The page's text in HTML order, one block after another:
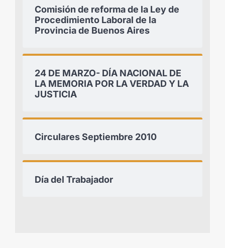
Comisión de reforma de la Ley de
Procedimiento Laboral de la
Provincia de Buenos Aires
24 DE MARZO- DÍA NACIONAL DE
LA MEMORIA POR LA VERDAD Y LA
JUSTICIA
Circulares Septiembre 2010
Día del Trabajador